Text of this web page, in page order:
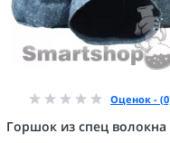
Оценок -
Горшок из спец волокна